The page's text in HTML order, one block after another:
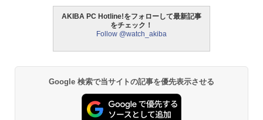
AKIBA PC Hotline!をフォローして最新記事
をチェック！
Follow @watch_akiba
Google 検索で当サイトの記事を優先表示させる